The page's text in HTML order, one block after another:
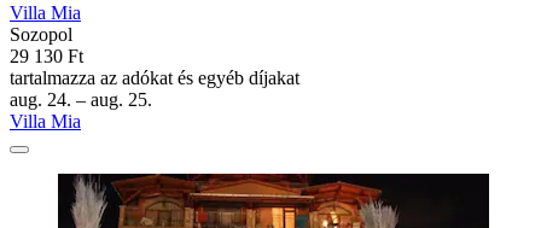
Villa Mia
Sozopol
29 130 Ft
tartalmazza az adókat és egyéb díjakat
aug. 24. – aug. 25.
Villa Mia